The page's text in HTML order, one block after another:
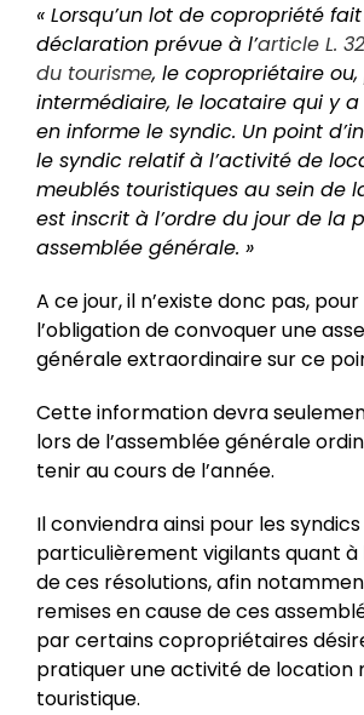
« Lorsqu’un lot de copropriété
déclaration prévue à l’article L.
du tourisme, le copropriétaire
intermédiaire, le locataire qui y
en informe le syndic. Un point
le syndic relatif à l’activité de
meublés touristiques au sein de
est inscrit à l’ordre du jour de la
assemblée générale. »
A ce jour, il n’existe donc pas,
l’obligation de convoquer une
générale extraordinaire sur ce
Cette information devra
lors de l’assemblée générale
tenir au cours de l’année.
Il conviendra ainsi pour les
particulièrement vigilants quant
de ces résolutions, afin
remises en cause de ces
par certains copropriétaires
pratiquer une activité de location
touristique.